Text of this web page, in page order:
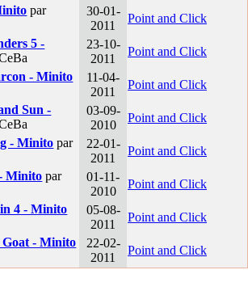
par
30-01-
2011
Point and Click
5 -
23-10-
2011
Point and Click
- Minito
11-04-
2011
Point and Click
Sun -
03-09-
2010
Point and Click
- Minito par
22-01-
2011
Point and Click
Minito par
01-11-
2010
Point and Click
4 - Minito
05-08-
2011
Point and Click
Goat - Minito
22-02-
2011
Point and Click